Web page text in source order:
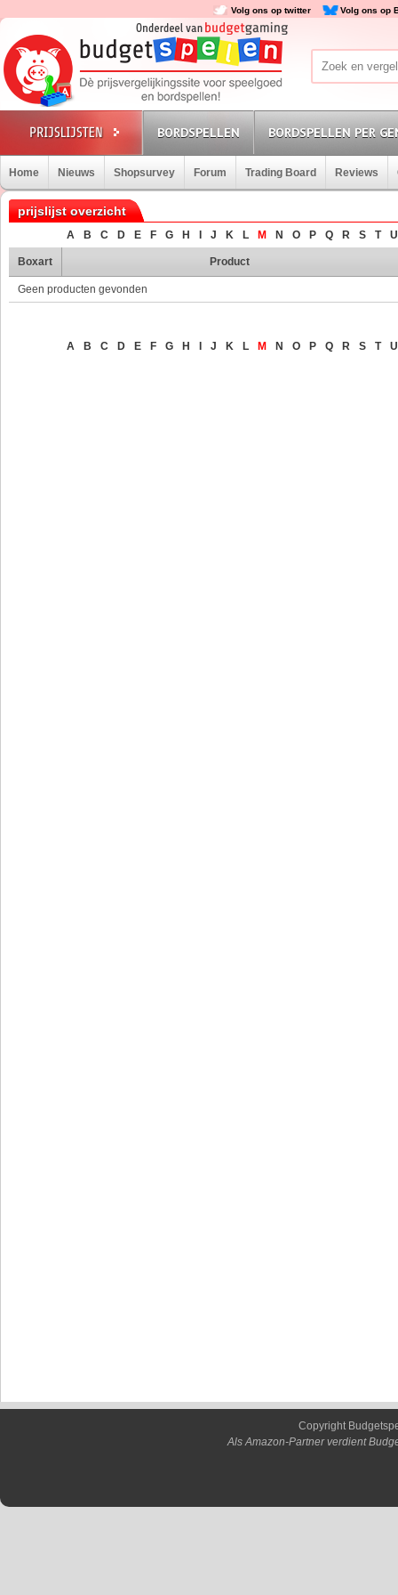
Volg ons op twitter Volg ons op
BORDSPELLEN BORDSPELLEN PER
Home Nieuws Shopsurvey Forum Trading Board Reviews
prijslijst overzicht
A B C D E F G H J K L M N O P Q R S T U
Boxart Product
Geen producten gevonden
A B C D E F G H J K L M N O P Q R S T U
Copyright
Als Amazon-Partner verdient